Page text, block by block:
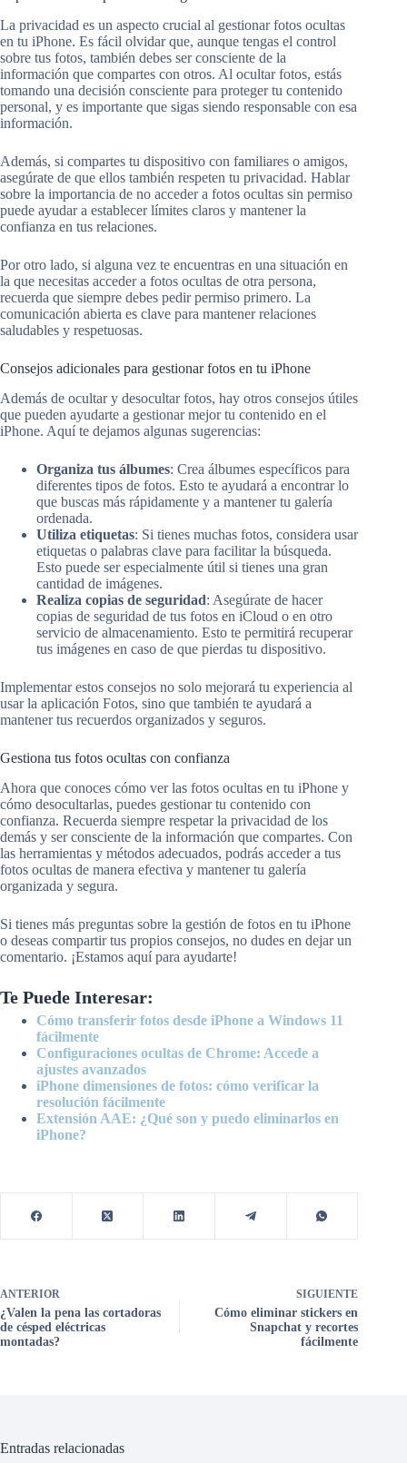
La privacidad es un aspecto crucial al gestionar fotos ocultas
en tu iPhone. Es fácil olvidar que, aunque tengas el control
sobre tus fotos, también debes ser consciente de la
información que compartes con otros. Al ocultar fotos, estás
tomando una decisión consciente para proteger tu contenido
personal, y es importante que sigas siendo responsable con esa
información.
Además, si compartes tu dispositivo con familiares o amigos,
asegúrate de que ellos también respeten tu privacidad. Hablar
sobre la importancia de no acceder a fotos ocultas sin permiso
puede ayudar a establecer límites claros y mantener la
confianza en tus relaciones.
Por otro lado, si alguna vez te encuentras en una situación en
la que necesitas acceder a fotos ocultas de otra persona,
recuerda que siempre debes pedir permiso primero. La
comunicación abierta es clave para mantener relaciones
saludables y respetuosas.
Consejos adicionales para gestionar fotos en tu iPhone
Además de ocultar y desocultar fotos, hay otros consejos útiles
que pueden ayudarte a gestionar mejor tu contenido en el
iPhone. Aquí te dejamos algunas sugerencias:
Organiza tus álbumes: Crea álbumes específicos para
diferentes tipos de fotos. Esto te ayudará a encontrar lo
que buscas más rápidamente y a mantener tu galería
ordenada.
Utiliza etiquetas: Si tienes muchas fotos, considera usar
etiquetas o palabras clave para facilitar la búsqueda.
Esto puede ser especialmente útil si tienes una gran
cantidad de imágenes.
Realiza copias de seguridad: Asegúrate de hacer
copias de seguridad de tus fotos en iCloud o en otro
servicio de almacenamiento. Esto te permitirá recuperar
tus imágenes en caso de que pierdas tu dispositivo.
Implementar estos consejos no solo mejorará tu experiencia al
usar la aplicación Fotos, sino que también te ayudará a
mantener tus recuerdos organizados y seguros.
Gestiona tus fotos ocultas con confianza
Ahora que conoces cómo ver las fotos ocultas en tu iPhone y
cómo desocultarlas, puedes gestionar tu contenido con
confianza. Recuerda siempre respetar la privacidad de los
demás y ser consciente de la información que compartes. Con
las herramientas y métodos adecuados, podrás acceder a tus
fotos ocultas de manera efectiva y mantener tu galería
organizada y segura.
Si tienes más preguntas sobre la gestión de fotos en tu iPhone
o deseas compartir tus propios consejos, no dudes en dejar un
comentario. ¡Estamos aquí para ayudarte!
Te Puede Interesar:
Cómo transferir fotos desde iPhone a Windows 11
fácilmente
Configuraciones ocultas de Chrome: Accede a
ajustes avanzados
iPhone dimensiones de fotos: cómo verificar la
resolución fácilmente
Extensión AAE: ¿Qué son y puedo eliminarlos en
iPhone?
ANTERIOR
¿Valen la pena las cortadoras
de césped eléctricas
montadas?
SIGUIENTE
Cómo eliminar stickers en
Snapchat y recortes
fácilmente
Entradas relacionadas